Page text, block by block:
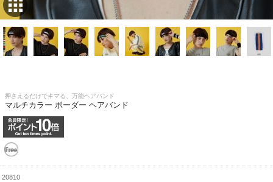
押さえるだけでキマる、万能ヘアバンド
マルチカラー ボーダー ヘアバンド
20810